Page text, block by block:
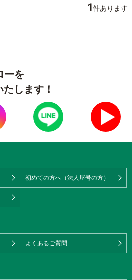
1件あります
ーを
します！
初めての方へ（法人屋号の方）
よくあるご質問